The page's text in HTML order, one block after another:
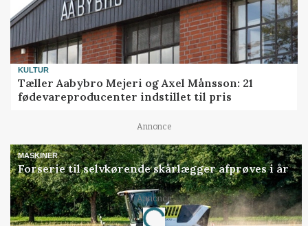
KULTUR
Tæller Aabybro Mejeri og Axel Månsson: 21
fødevareproducenter indstillet til pris
Annonce
MASKINER
Forserie til selvkørende skårlægger afprøves i år
Annonce
Loading...